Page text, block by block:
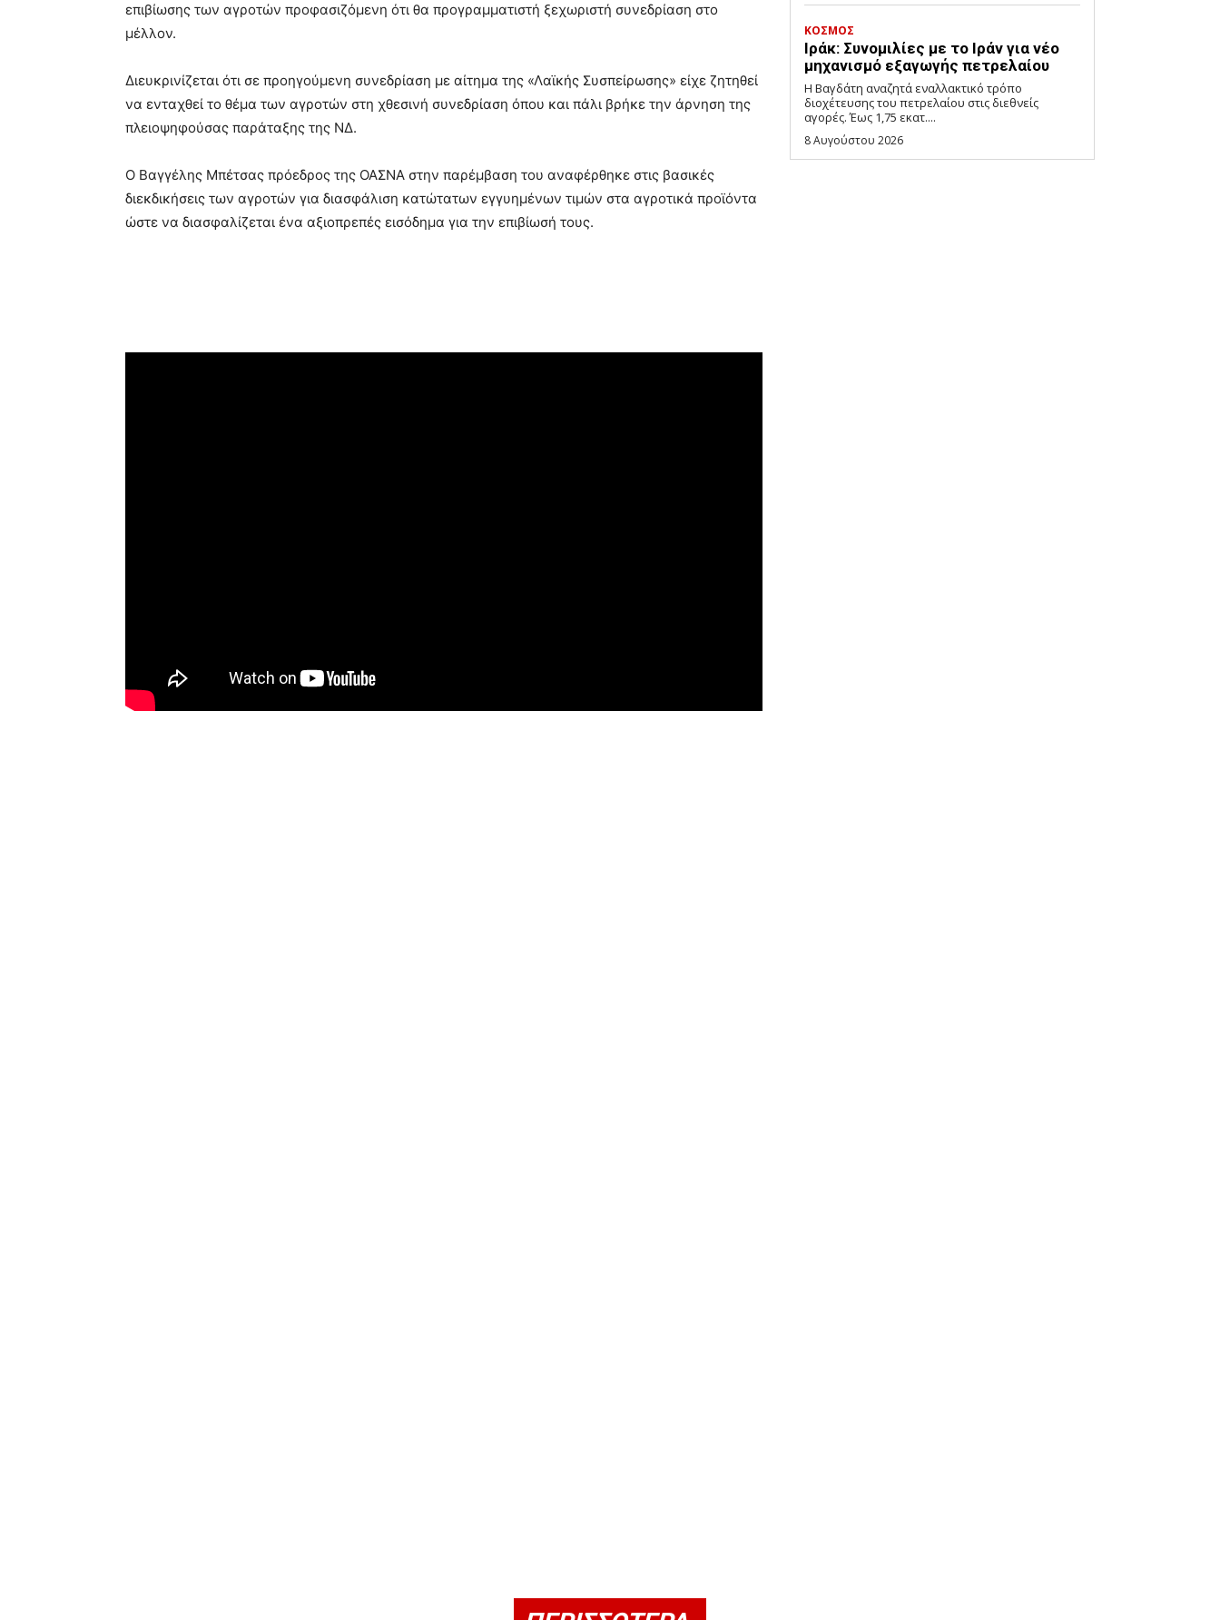
επιβίωσης των αγροτών προφασιζόμενη ότι θα προγραμματιστή ξεχωριστή συνεδρίαση στο
μέλλον.
Διευκρινίζεται ότι σε προηγούμενη συνεδρίαση με αίτημα της «Λαϊκής Συσπείρωσης» είχε ζητηθεί
να ενταχθεί το θέμα των αγροτών στη χθεσινή συνεδρίαση όπου και πάλι βρήκε την άρνηση της
πλειοψηφούσας παράταξης της ΝΔ.
Ο Βαγγέλης Μπέτσας πρόεδρος της ΟΑΣΝΑ στην παρέμβαση του αναφέρθηκε στις βασικές
διεκδικήσεις των αγροτών για διασφάλιση κατώτατων εγγυημένων τιμών στα αγροτικά προϊόντα
ώστε να διασφαλίζεται ένα αξιοπρεπές εισόδημα για την επιβίωσή τους.
ΚΟΣΜΟΣ
Ιράκ: Συνομιλίες με το Ιράν για νέο
μηχανισμό εξαγωγής πετρελαίου
Η Βαγδάτη αναζητά εναλλακτικό τρόπο
διοχέτευσης του πετρελαίου στις διεθνείς
αγορές. Έως 1,75 εκατ....
8 Αυγούστου 2026